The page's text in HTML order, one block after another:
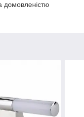
домовленістю